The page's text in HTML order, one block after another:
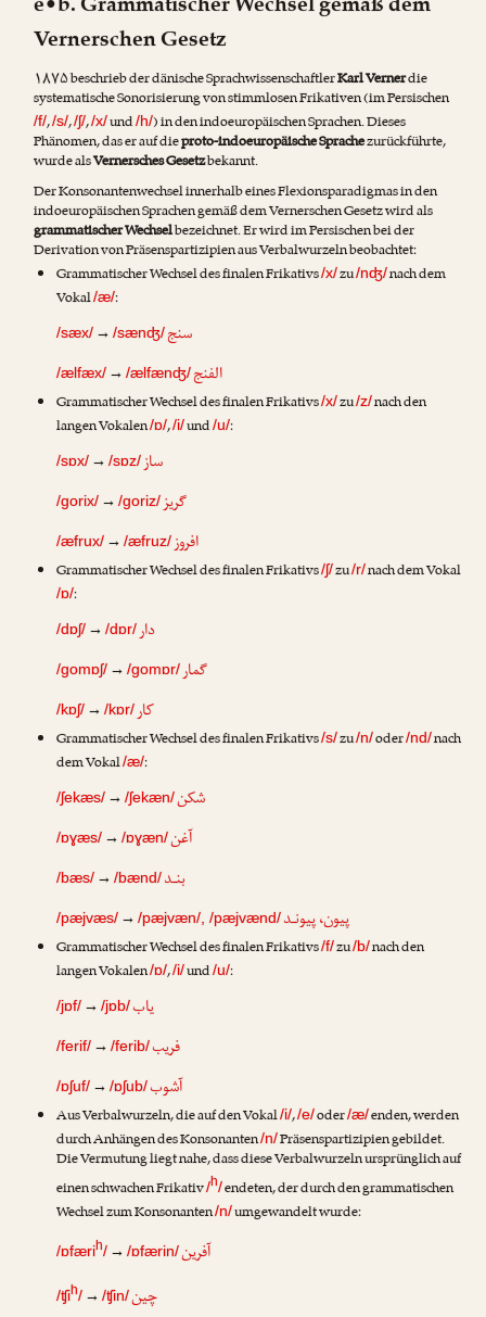
Vernerschen Gesetz
۱۸۷۵ beschrieb der dänische SprachwissenschaftlerKarl Vernerdie
systematische Sonorisierung von stimmlosen Frikativen (im Persischen
/f/,/s/,/ʃ/,/x/und/h/) in den indoeuropäischen Sprachen. Dieses
Phänomen, das er auf dieproto-indoeuropäische Sprachezurückführte,
wurde alsVernersches Gesetzbekannt.
Der Konsonantenwechsel innerhalb eines Flexionsparadigmas in den
indoeuropäischen Sprachen gemäß dem Vernerschen Gesetz wird als
grammatischer Wechselbezeichnet. Er wird im Persischen bei der
Derivation von Präsenspartizipien aus Verbalwurzeln beobachtet:
Grammatischer Wechsel des finalen Frikativs/x/zu/nʤ/nach dem
Vokal/æ/:
/sæx/ →/sænʤ/سنج
/ælfæx/ →/ælfænʤ/الفنج
Grammatischer Wechsel des finalen Frikativs/x/zu/z/nach den
langen Vokalen/ɒ/,/i/und/u/:
/sɒx/ →/sɒz/ساز
/gorix/ →/goriz/گریز
/æfrux/ →/æfruz/افروز
Grammatischer Wechsel des finalen Frikativs/ʃ/zu/r/nach dem Vokal
/ɒ/:
/dɒʃ/ →/dɒr/دار
/gomɒʃ/ →/gomɒr/گمار
/kɒʃ/ →/kɒr/کار
Grammatischer Wechsel des finalen Frikativs/s/zu/n/oder/nd/nach
dem Vokal/æ/:
/ʃekæs/ →/ʃekæn/شکن
/ɒɣæs/ →/ɒɣæn/آغن
/bæs/ →/bænd/بنـد
/pæjvæs/ →/pæjvæn/, /pæjvænd/پیون، پیونـد
Grammatischer Wechsel des finalen Frikativs/f/zu/b/nach den
langen Vokalen/ɒ/,/i/und/u/:
/jɒf/ →/jɒb/یاب
/ferif/ →/ferib/فریب
/ɒʃuf/ →/ɒʃub/آشوب
Aus Verbalwurzeln, die auf den Vokal/i/,/e/oder/æ/enden, werden
durch Anhängen des Konsonanten/n/Präsenspartizipien gebildet.
Die Vermutung liegt nahe, dass diese Verbalwurzeln ursprünglich auf
einen schwachen Frikativ/h/endeten, der durch den grammatischen
Wechsel zum Konsonanten/n/umgewandelt wurde:
/ɒfærih/ →/ɒfærin/آفرین
/ʧih/ →/ʧin/چین